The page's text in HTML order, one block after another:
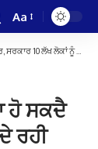
Font
Resizer
Aa
ਲੱਖ ਲੋਕਾਂ ਨੂੰ ਦੇ ਰਹੀ ਪੀ.ਆਰ.
ਹੋ ਸਕਦੈ
ਰਹੀ